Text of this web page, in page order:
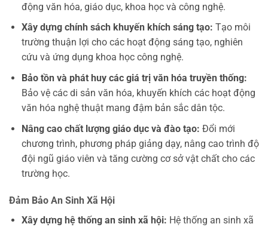
động văn hóa, giáo dục, khoa học và công nghệ.
Xây dựng chính sách khuyến khích sáng tạo: Tạo môi
trường thuận lợi cho các hoạt động sáng tạo, nghiên
cứu và ứng dụng khoa học công nghệ.
Bảo tồn và phát huy các giá trị văn hóa truyền thống:
Bảo vệ các di sản văn hóa, khuyến khích các hoạt động
văn hóa nghệ thuật mang đậm bản sắc dân tộc.
Nâng cao chất lượng giáo dục và đào tạo: Đổi mới
chương trình, phương pháp giảng dạy, nâng cao trình độ
đội ngũ giáo viên và tăng cường cơ sở vật chất cho các
trường học.
Đảm Bảo An Sinh Xã Hội
Xây dựng hệ thống an sinh xã hội: Hệ thống an sinh xã